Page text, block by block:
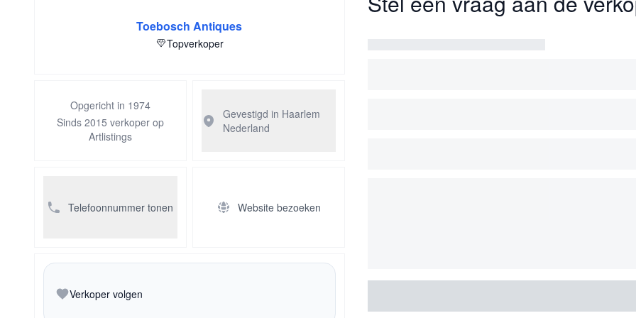
Toebosch Antiques
Topverkoper
Opgericht in 1974
Sinds 2015 verkoper op
Artlistings
Gevestigd in Haarlem
Nederland
Telefoonnummer tonen Website bezoeken
Verkoper volgen